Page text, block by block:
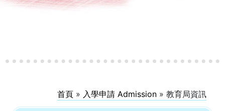
首頁» 入學申請 Admission» 教育局資訊